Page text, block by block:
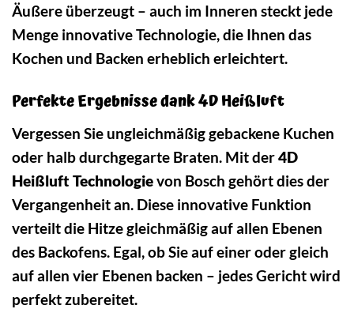
Äußere überzeugt – auch im Inneren steckt jede
Menge innovative Technologie, die Ihnen das
Kochen und Backen erheblich erleichtert.
Perfekte Ergebnisse dank 4D Heißluft
Vergessen Sie ungleichmäßig gebackene Kuchen
oder halb durchgegarte Braten. Mit der4D
Heißluft Technologievon Bosch gehört dies der
Vergangenheit an. Diese innovative Funktion
verteilt die Hitze gleichmäßig auf allen Ebenen
des Backofens. Egal, ob Sie auf einer oder gleich
auf allen vier Ebenen backen – jedes Gericht wird
perfekt zubereitet.